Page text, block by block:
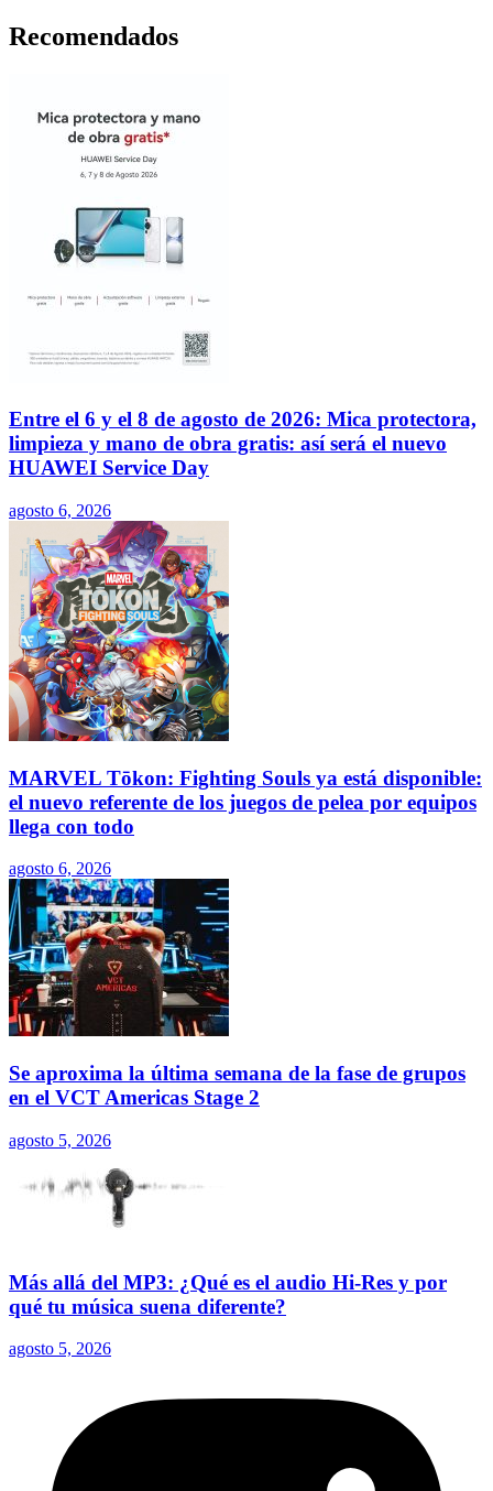
Recomendados
Entre el 6 y el 8 de agosto de 2026: Mica protectora,
limpieza y mano de obra gratis: así será el nuevo
HUAWEI Service Day
agosto 6, 2026
MARVEL Tōkon: Fighting Souls ya está disponible:
el nuevo referente de los juegos de pelea por equipos
llega con todo
agosto 6, 2026
Se aproxima la última semana de la fase de grupos
en el VCT Americas Stage 2
agosto 5, 2026
Más allá del MP3: ¿Qué es el audio Hi-Res y por
qué tu música suena diferente?
agosto 5, 2026